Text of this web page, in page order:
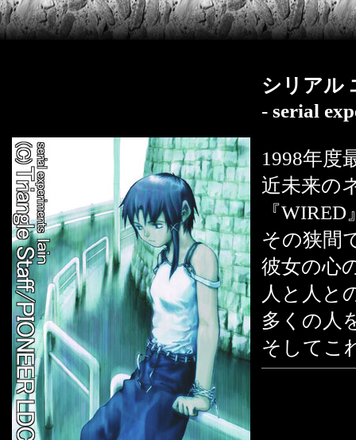
シリアル
- serial
1998年度
近未来の
『
その狭間
彼女の心
人と人と
多くの人
そしてこ